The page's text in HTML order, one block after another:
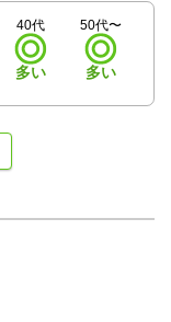
40代
多い
50代〜
多い